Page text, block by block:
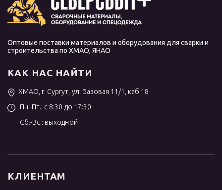
Оптовые поставки материалов и оборудования для сварки и
строительства по ХМАО, ЯНАО
КАК НАС НАЙТИ
ХМАО, г. Сургут, ул. Базовая 11/1, каб.18
Пн.-Пт.: с 8:30 до 17:30
Сб.-Вс.: выходной
КЛИЕНТАМ